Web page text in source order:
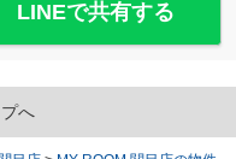
LINEで共有する
へ